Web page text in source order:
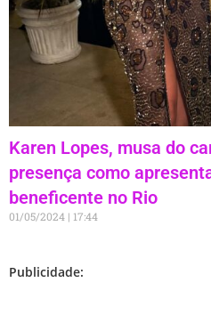
Karen Lopes, musa do
presença como
beneficente no Rio
01/05/2024 17:44
Publicidade: